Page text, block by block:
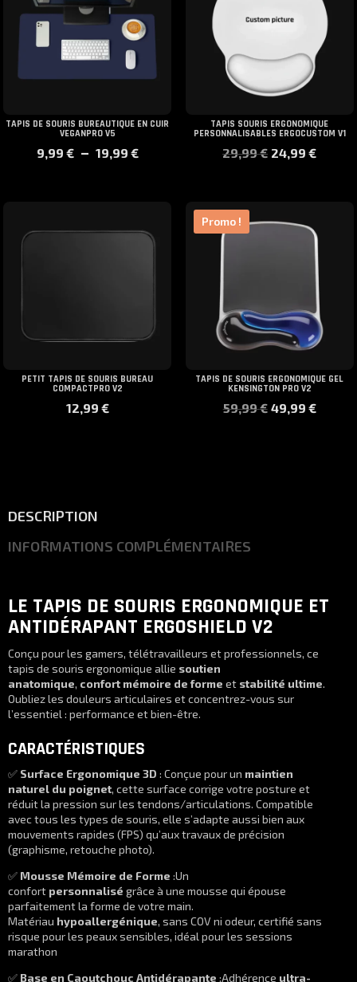
TAPIS DE SOURIS BUREAUTIQUE EN CUIR
VEGANPRO V5
9,99 € – 19,99 €Plage
19,99 €
TAPIS SOURIS ERGONOMIQUE
PERSONNALISABLES ERGOCUSTOM V1
29,99€ Le
prix
24,99€Le
PETIT TAPIS DE SOURIS BUREAU
COMPACTPRO V2
12,99 €
Promo !
TAPIS DE SOURIS ERGONOMIQUE GEL
KENSINGTON PRO V2
59,99€ Le
prix
49,99 €Le
DESCRIPTION
INFORMATIONS COMPLÉMENTAIRES
LE TAPIS DE SOURIS ERGONOMIQUE ET
ANTIDÉRAPANT ERGOSHIELD V2
Conçu pour les gamers, télétravailleurs et professionnels, ce
tapis de souris ergonomique allie soutien
anatomique, confort mémoire de forme et stabilité ultime.
Oubliez les douleurs articulaires et concentrez-vous sur
l’essentiel : performance et bien-être.
CARACTÉRISTIQUES
✅ Surface Ergonomique 3D : Conçue pour un maintien
naturel du poignet, cette surface corrige votre posture et
réduit la pression sur les tendons/articulations. Compatible
avec tous les types de souris, elle s’adapte aussi bien aux
mouvements rapides (FPS) qu’aux travaux de précision
(graphisme, retouche photo).
✅ Mousse Mémoire de Forme :Un
confort personnalisé grâce à une mousse qui épouse
parfaitement la forme de votre main.
Matériau hypoallergénique, sans COV ni odeur, certifié sans
risque pour les peaux sensibles, idéal pour les sessions
marathon
✅ Base en Caoutchouc Antidérapante :Adhérence ultra-